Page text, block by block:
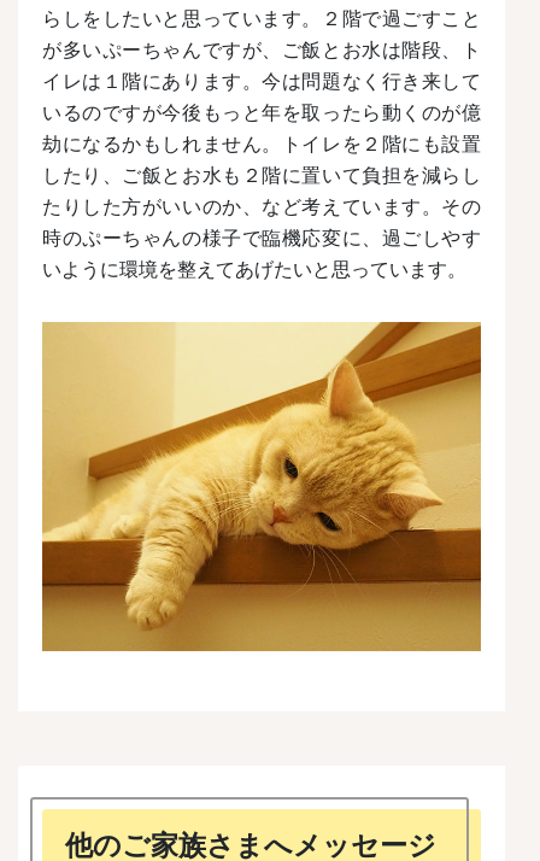
らしをしたいと思っています。２階で過ごすこと
が多いぷーちゃんですが、ご飯とお水は階段、ト
イレは１階にあります。今は問題なく行き来して
いるのですが今後もっと年を取ったら動くのが億
劫になるかもしれません。トイレを２階にも設置
したり、ご飯とお水も２階に置いて負担を減らし
たりした方がいいのか、など考えています。その
時のぷーちゃんの様子で臨機応変に、過ごしやす
いように環境を整えてあげたいと思っています。
他のご家族さまへメッセージ